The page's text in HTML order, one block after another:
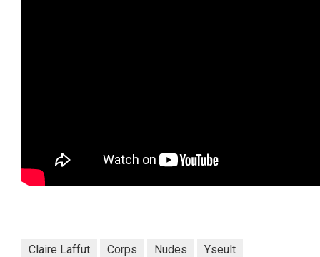
Claire Laffut Corps Nudes Yseult